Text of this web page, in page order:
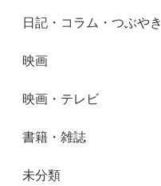
日記・コラム・つぶやき
映画
映画・テレビ
書籍・雑誌
未分類